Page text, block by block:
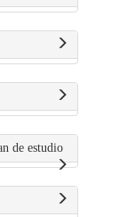
de estudio